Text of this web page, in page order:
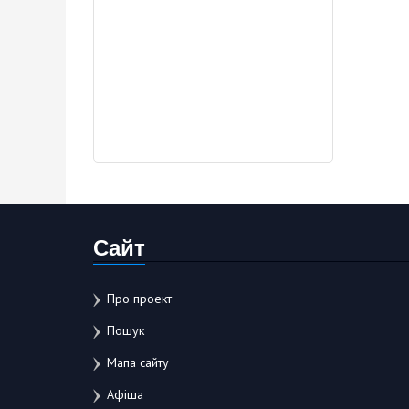
Сайт
Про проект
Пошук
Мапа сайту
Афіша